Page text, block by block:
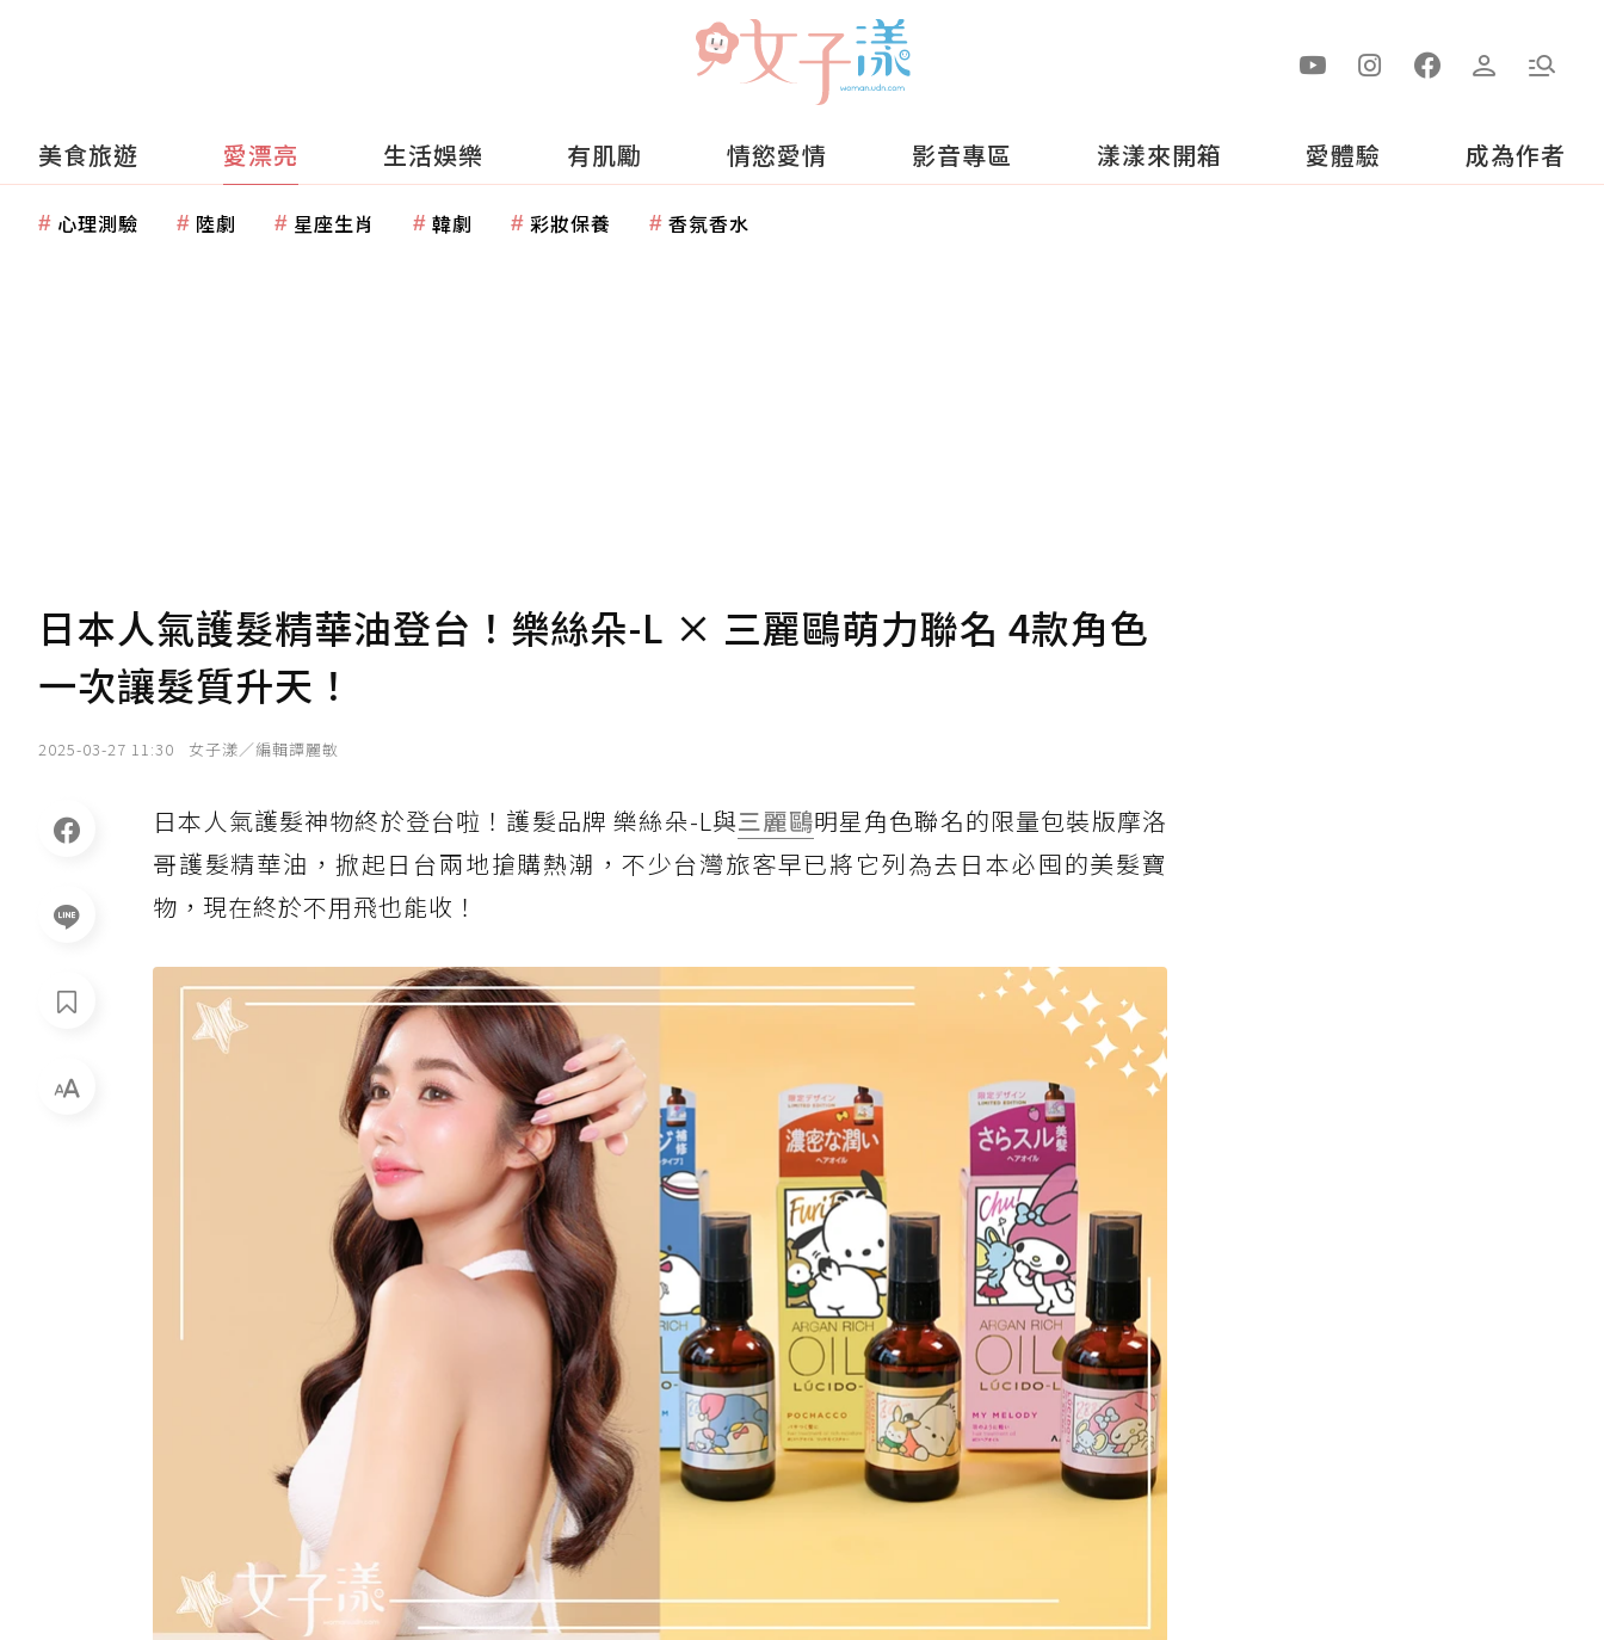
美食旅遊 愛漂亮 生活娛樂 有肌勵 情慾愛情 影音專區 漾漾來開箱 愛體驗 成為作者
心理測驗 陸劇 星座生肖 韓劇 彩妝保養 香氛香水
日本人氣護髮精華油登台！樂絲朵-L × 三麗鷗萌力聯名 4款角色
一次讓髮質升天！
2025-03-27 11:30 女子漾／編輯譚麗敏
日本人氣護髮神物終於登台啦！護髮品牌 樂絲朵-L與三麗鷗明星角色聯名的限量包裝版摩洛
哥護髮精華油，掀起日台兩地搶購熱潮，不少台灣旅客早已將它列為去日本必囤的美髮寶
物，現在終於不用飛也能收！